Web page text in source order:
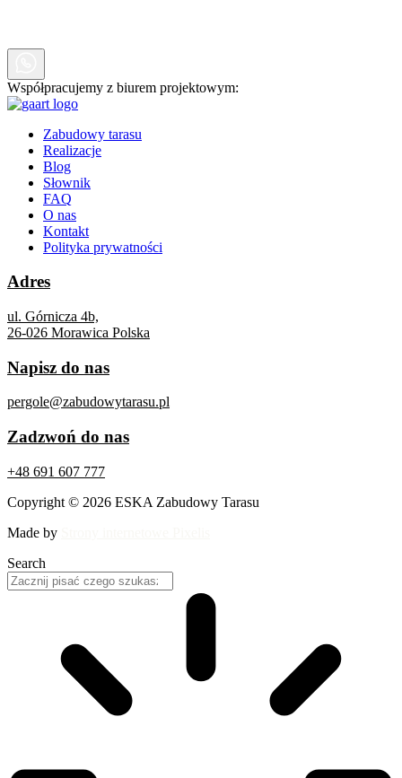
Współpracujemy z biurem projektowym:
Zabudowy tarasu
Realizacje
Blog
Słownik
FAQ
O nas
Kontakt
Polityka prywatności
Adres
ul. Górnicza 4b,
26-026 Morawica Polska
Napisz do nas
pergole@zabudowytarasu.pl
Zadzwoń do nas
+48 691 607 777
Copyright © 2026 ESKA Zabudowy Tarasu
Made by
Search